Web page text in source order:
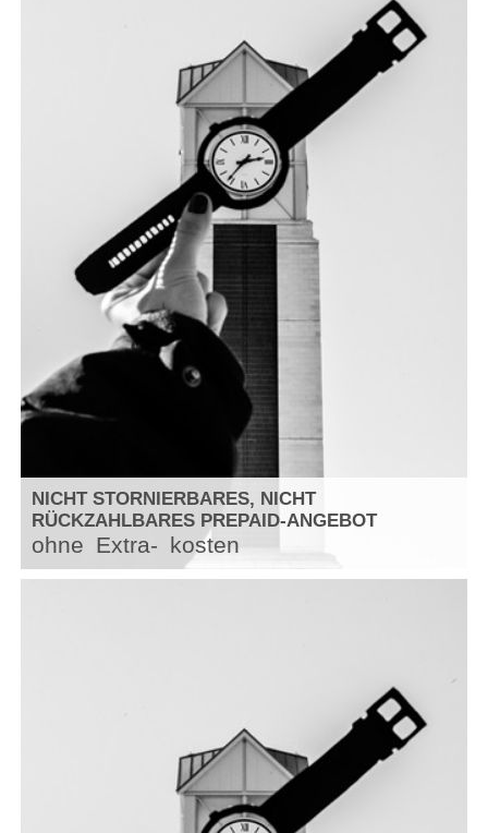
NICHT STORNIERBARES, NICHT
RÜCKZAHLBARES PREPAID-ANGEBOT
ohne Extra- kosten